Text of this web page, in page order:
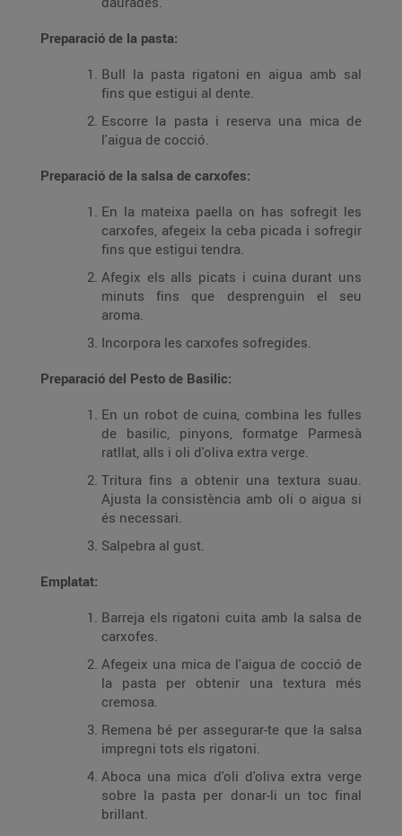
Preparació de la pasta:
Bull la pasta rigatoni en aigua amb sal
fins que estigui al dente.
Escorre la pasta i reserva una mica de
l'aigua de cocció.
Preparació de la salsa de carxofes:
En la mateixa paella on has sofregit les
carxofes, afegeix la ceba picada i sofregir
fins que estigui tendra.
Afegix els alls picats i cuina durant uns
minuts fins que desprenguin el seu
aroma.
Incorpora les carxofes sofregides.
Preparació del Pesto de Basilic:
En un robot de cuina, combina les fulles
de basilic, pinyons, formatge Parmesà
ratllat, alls i oli d'oliva extra verge.
Tritura fins a obtenir una textura suau.
Ajusta la consistència amb oli o aigua si
és necessari.
Salpebra al gust.
Emplatat:
Barreja els rigatoni cuita amb la salsa de
carxofes.
Afegeix una mica de l'aigua de cocció de
la pasta per obtenir una textura més
cremosa.
Remena bé per assegurar-te que la salsa
impregni tots els rigatoni.
Aboca una mica d'oli d'oliva extra verge
sobre la pasta per donar-li un toc final
brillant.